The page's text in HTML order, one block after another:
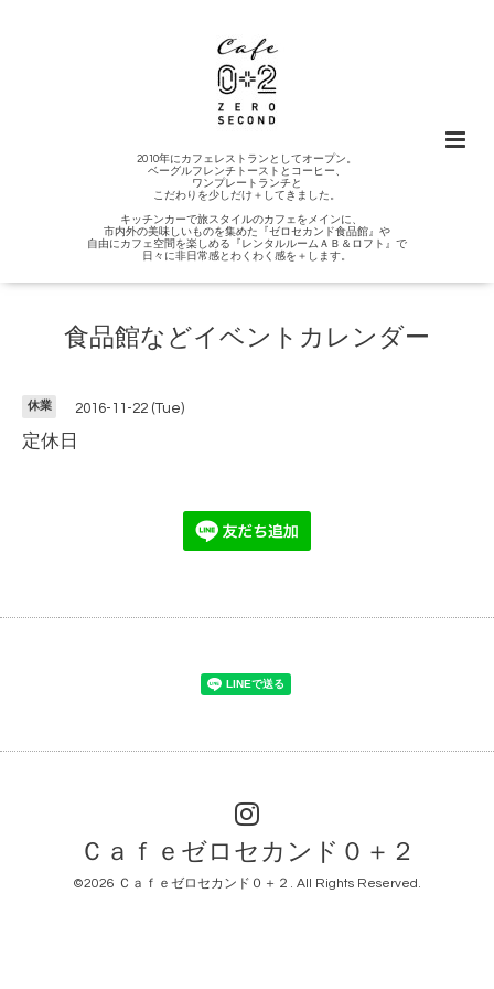
2010年にカフェレストランとしてオープン。
ベーグルフレンチトーストとコーヒー、
ワンプレートランチと
こだわりを少しだけ＋してきました。
キッチンカーで旅スタイルのカフェをメインに、
市内外の美味しいものを集めた『ゼロセカンド食品館』や
自由にカフェ空間を楽しめる『レンタルルームＡＢ＆ロフト』で
日々に非日常感とわくわく感を＋します。
食品館などイベントカレンダー
休業 2016-11-22 (Tue)
定休日
Ｃａｆｅゼロセカンド０＋２
©2026 Ｃａｆｅゼロセカンド０＋２ . All Rights Reserved.